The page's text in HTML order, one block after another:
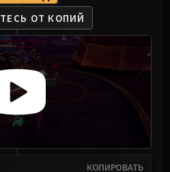
Diurna
CITADEL
Marrowgar
Battle
Saurfang
ОТ КОПИЙ
КОПИРОВАТЬ